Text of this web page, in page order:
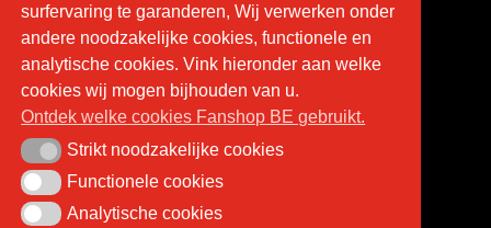
Voorwaarden
Levering
Privacy
Retourneren
Algemene voorwaarden
Contact
info@fan-shop.be
BTW BE 0879.850.673
surfervaring te garanderen, Wij verwerken onder
andere noodzakelijke cookies, functionele en
analytische cookies. Vink hieronder aan welke
cookies wij mogen bijhouden van u.
Ontdek welke cookies Fanshop BE gebruikt.
Strikt noodzakelijke cookies
Strikt noodzakelijke cookies
Functionele cookies
Functionele cookies
Analytische cookies
Analytische cookies